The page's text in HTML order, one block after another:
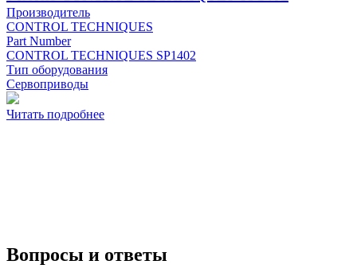
Производитель
CONTROL TECHNIQUES
Part Number
CONTROL TECHNIQUES SP1402
Тип оборудования
Сервоприводы
Читать подробнее
Вопросы и ответы